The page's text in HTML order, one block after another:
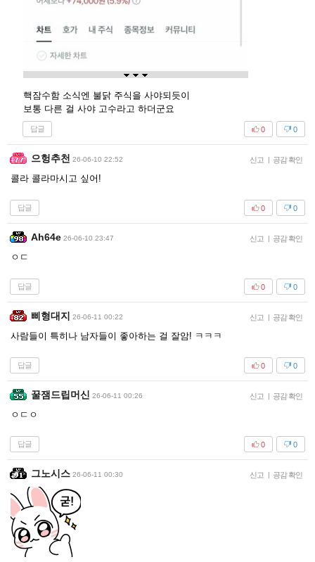
핵잠수함 소식엔 불닭 주식을 사야되듯이
보통 다른 걸 사야 고수라고 하더군요
답글 0
0
으헝추천 26-06-10 22:52 신고 | 공감 확인
콜라 콜라마시고 싶어!
답글 0
0
Ah64e 26-06-10 23:47 신고 | 공감 확인
ㅇㄷ
답글 0
0
삐형대지 26-06-11 00:22 신고 | 공감 확인
사람들이 특히나 남자들이 좋아하는 걸 잘암! ㅋㅋㅋ
답글 0
0
꿀잼드립머신 26-06-11 00:26 신고 | 공감 확인
ㅇㄷㅇ
답글 0
0
그노시스 26-06-11 00:30 신고 | 공감 확인